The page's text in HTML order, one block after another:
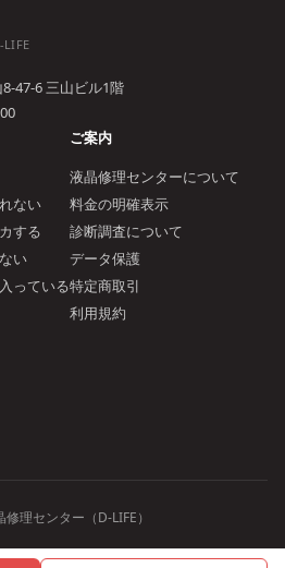
47-6 三山ビル1階
ない
する
い
っている
ご案内
液晶修理センターについて
料金の明確表示
診断調査について
データ保護
特定商取引
利用規約
理センター（D-LIFE）